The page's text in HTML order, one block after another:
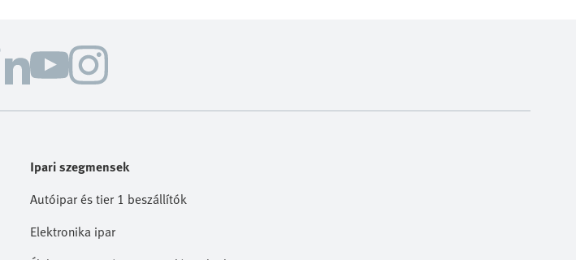
Ipari szegmensek
Autóipar és tier 1 beszállítók
Elektronika ipar